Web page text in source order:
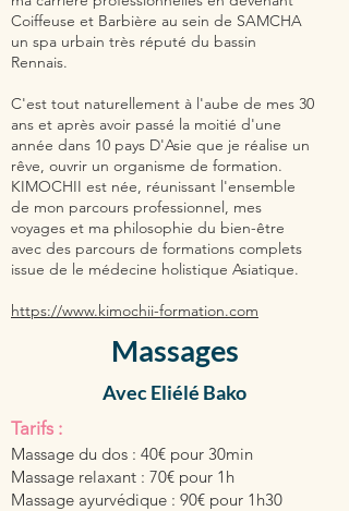
Coiffeuse et Barbière au sein de SAMCHA
un spa urbain très réputé du bassin
Rennais.
C'est tout naturellement à l'aube de mes 30
ans et après avoir passé la moitié d'une
année dans 10 pays D'Asie que je réalise un
rêve, ouvrir un organisme de formation.
KIMOCHII est née, réunissant l'ensemble
de mon parcours professionnel, mes
voyages et ma philosophie du bien-être
avec des parcours de formations complets
issue de le médecine holistique Asiatique.
https://www.kimochii-formation.com
Massages
Avec Eliélé Bako
Tarifs :
Massage du dos : 40€ pour 30min
Massage relaxant : 70€ pour 1h
Massage ayurvédique : 90€ pour 1h30